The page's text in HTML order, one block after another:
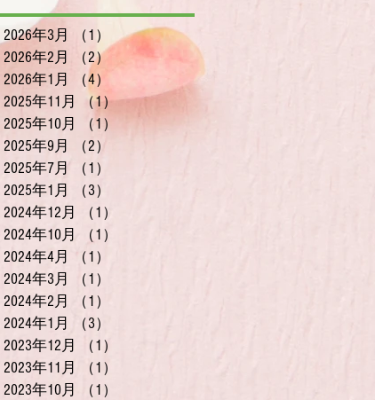
無料で体験いただけ
ます〜
2026年3月 （1）
1件の記事
2026年2月
（2）
2件の記事
2026年1月
（4）
2025年11月
（1）1件の記事
2025年10月
（1）
1件の記事
2025年9月
（2）
2025年7月
（1）
2025年1月
（3）
2024年12月
（1）
2024年10月
（1）
2024年4月
（1）
2024年3月
（1）
2024年2月
（1）
2024年1月
（3）
2023年12月
（1）
2023年11月
（1）
2023年10月
（1）